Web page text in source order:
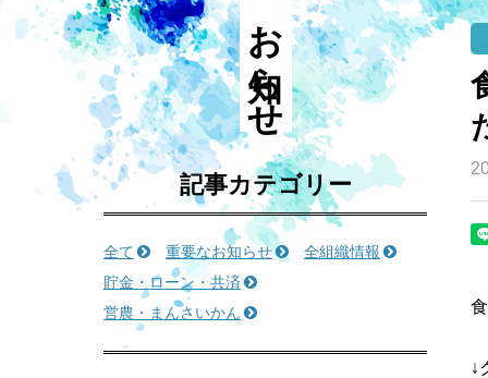
↓
お知らせ
記事カテゴリー
全て 重要なお知らせ
全組織情報
貯金・ローン・共済
営農・まんさいかん